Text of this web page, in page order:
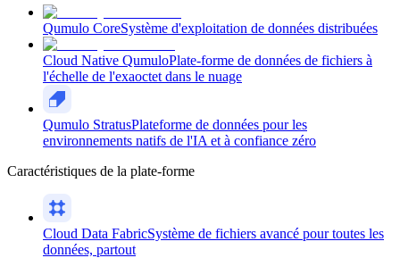
Qumulo CoreSystème d'exploitation de données distribuées
Cloud Native QumuloPlate-forme de données de fichiers à
l'échelle de l'exaoctet dans le nuage
Qumulo StratusPlateforme de données pour les
environnements natifs de l'IA et à confiance zéro
Caractéristiques de la plate-forme
Cloud Data FabricSystème de fichiers avancé pour toutes les
données, partout